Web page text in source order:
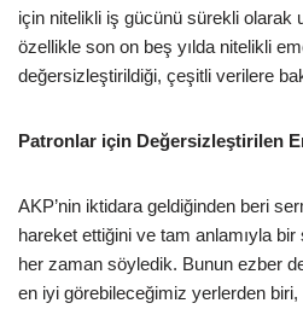
için nitelikli iş gücünü sürekli olarak
özellikle son on beş yılda nitelikli
değersizleştirildiği, çeşitli verilere
Patronlar için Değersizleştirilen
AKP’nin iktidara geldiğinden beri
hareket ettiğini ve tam anlamıyla
her zaman söyledik. Bunun ezber
en iyi görebileceğimiz yerlerden